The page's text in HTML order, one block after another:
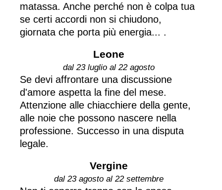
matassa. Anche perché non è colpa tua
se certi accordi non si chiudono,
giornata che porta più energia... .
Leone
dal 23 luglio al 22 agosto
Se devi affrontare una discussione
d'amore aspetta la fine del mese.
Attenzione alle chiacchiere della gente,
alle noie che possono nascere nella
professione. Successo in una disputa
legale.
Vergine
dal 23 agosto al 22 settembre